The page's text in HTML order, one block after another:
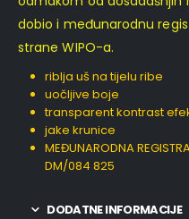
dobio i međunarodnu
strane WIPO-a.
riblja uš na tijelu ribe
uočljive boje
transparent kontrast
jake krunice
MEĐUNARODNA
DM/084 825
DODATNE INFORMACIJE